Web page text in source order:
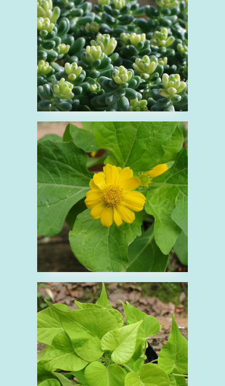
せ
ベンケイソウ科 多肉植物 緑 観
葉植物
■メランポジウム
め
キク科 花 黄
■イポメア（ラトゥー
ル ライム）
い
ヒルガオ科 緑 観葉植物